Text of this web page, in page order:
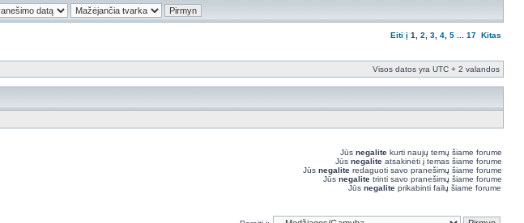
Eiti į 1 2 3 4 5 17 Kitas
Visos datos yra UTC + 2 valandos
Jūs negalite kurti naujų temų šiame forume
Jūs negalite atsakinėti į temas šiame forume
Jūs negalite redaguoti savo pranešimų šiame forume
Jūs negalite trinti savo pranešimų šiame forume
Jūs negalite prikabinti failų šiame forume